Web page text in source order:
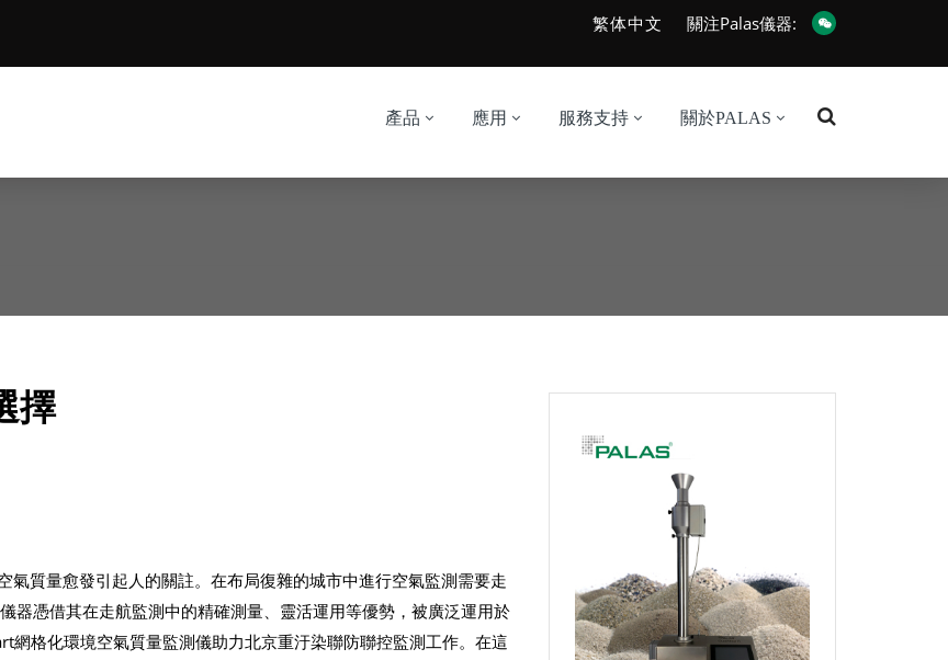
繁体中文 關注Palas儀器:
產品 應用 服務支持 關於PALAS
擇
質量愈發引起人的關註。在布局復雜的城市中進行空氣監測需要走
器憑借其在走航監測中的精確測量、靈活運用等優勢，被廣泛運用於
格化環境空氣質量監測儀助力北京重汙染聯防聯控監測工作。在這